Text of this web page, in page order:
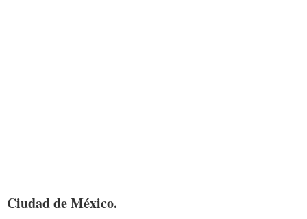
Ciudad de México.